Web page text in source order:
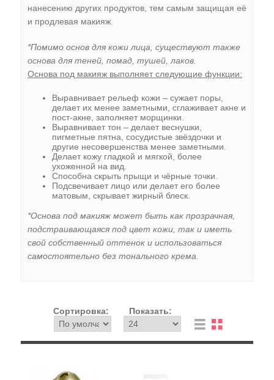
нанесению других продуктов, тем самым защищая её
и продлевая макияж.
*Помимо основ для кожи лица, существуют также
основа для теней, помад, тушей, лаков.
Основа под макияж выполняет следующие функции:
Выравнивает рельеф кожи – сужает поры,
делает их менее заметными, сглаживает акне и
пост-акне, заполняет морщинки.
Выравнивает тон – делает веснушки,
пигметные пятна, сосудистые звёздочки и
другие несовершенства менее заметными.
Делает кожу гладкой и мягкой, более
ухоженной на вид.
Способна скрыть прыщи и чёрные точки.
Подсвечивает лицо или делает его более
матовым, скрывает жирный блеск.
*Основа под макияж может быть как прозрачная,
подстраивающаяся под цвет кожи, так и иметь
свой собственный оттенок и использоваться
самостоятельно без тонального крема.
Сортировка: Показать: